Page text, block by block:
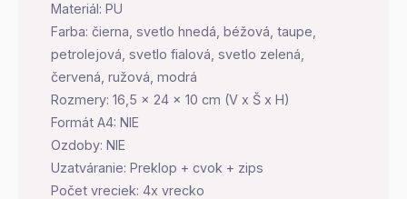
Materiál: PU
Farba: čierna, svetlo hnedá, béžová, taupe,
petrolejová, svetlo fialová, svetlo zelená,
červená, ružová, modrá
Rozmery: 16,5 x 24 x 10 cm (V x Š x H)
Formát A4: NIE
Ozdoby: NIE
Uzatváranie: Preklop + cvok + zips
Počet vreciek: 4x vrecko